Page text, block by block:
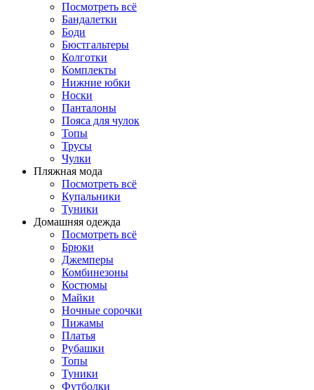
Посмотреть всё
Бандалетки
Боди
Бюстгальтеры
Колготки
Комплекты
Нижние юбки
Носки
Панталоны
Поясa для чулок
Топы
Трусы
Чулки
Пляжная мода
Посмотреть всё
Купальники
Туники
Домашняя одежда
Посмотреть всё
Брюки
Джемперы
Комбинезоны
Костюмы
Майки
Ночные сорочки
Пижамы
Платья
Рубашки
Топы
Туники
Футболки